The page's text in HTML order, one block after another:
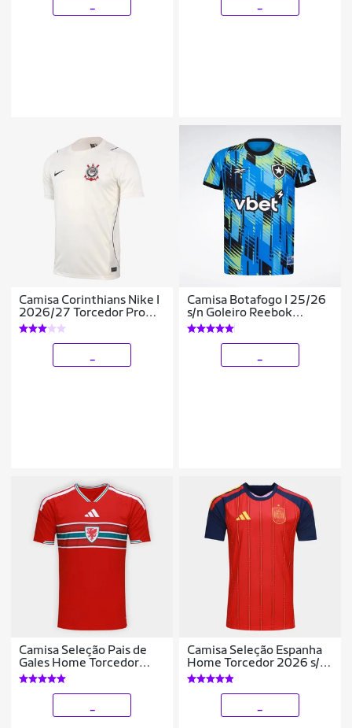
Camisa Corinthians Nike I
2026/27 Torcedor Pro
Masculina
Camisa Botafogo I 25/26
s/n Goleiro Reebok
Masculina
Camisa Seleção Pais de
Gales Home Torcedor
2026 s/n Adidas
Masculina
Camisa Seleção Espanha
Home Torcedor 2026 s/n
Adidas Masculina